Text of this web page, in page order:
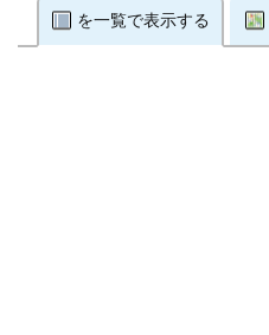
を一覧で表示する